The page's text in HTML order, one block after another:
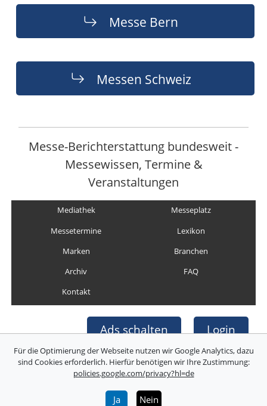
Messe Bern
Messen Schweiz
Messe-Berichterstattung bundesweit -
Messewissen, Termine &
Veranstaltungen
Mediathek
Messeplatz
Messetermine
Lexikon
Marken
Branchen
Archiv
FAQ
Kontakt
Ads schalten Login
Copyright © Deutsche Messefilm & Medien GmbH
Folgen Sie uns:
Für die Optimierung der Webseite nutzen wir Google Analytics, dazu
sind Cookies erforderlich. Hierfür benötigen wir Ihre Zustimmung:
policies.google.com/privacy?hl=de
Ja Nein